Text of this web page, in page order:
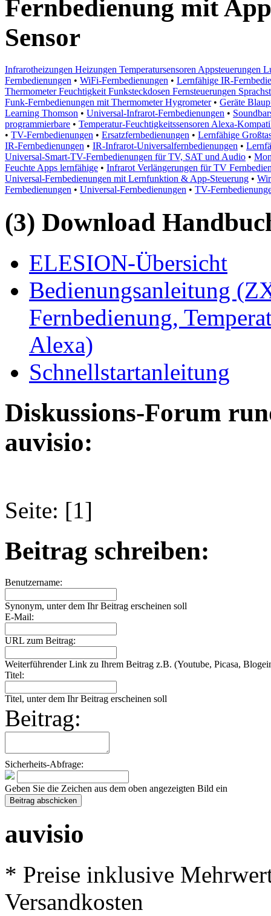
Fernbedienung mit
Sensor
Infrarotheizungen Heizungen Temperatursensoren Appsteuerungen
Fernbedienungen • WiFi-Fernbedienungen • Lernfähige IR-
Thermometer Feuchtigkeit Funksteckdosen Fernsteuerungen
Funk-Fernbedienungen mit Thermometer Hygrometer• Geräte
Learning Thomson • Universal-Infrarot-Fernbedienungen •
programmierbare • Temperatur-Feuchtigkeitssensoren Alexa-
• TV-Fernbedienungen • Ersatzfernbedienungen • Lernfähige
IR-Fernbedienungen • IR-Infrarot-Universalfernbedienungen •
Universal-Smart-TV-Fernbedienungen für TV, SAT und Audio •
Feuchte Apps lernfähige • Infrarot Verlängerungen für TV
Universal-Fernbedienungen mit Lernfunktion & App-Steuerung •
Fernbedienungen • Universal-Fernbedienungen • TV-
(3) Download
ELESION-Übersicht
Bedienungsanleitung
Fernbedienung,
Alexa)
Schnellstartanleitung
Diskussions-Forum
auvisio:
Seite: [1]
Beitrag schreiben:
Benutzername:
Synonym, unter dem Ihr Beitrag erscheinen soll
E-Mail:
URL zum Beitrag:
Weiterführender Link zu Ihrem Beitrag z.B. (Youtube, Picasa,
Titel:
Titel, unter dem Ihr Beitrag erscheinen soll
Beitrag:
Sicherheits-Abfrage:
Geben Sie die Zeichen aus dem oben angezeigten Bild ein
auvisio
* Preise inklusive
Versandkosten